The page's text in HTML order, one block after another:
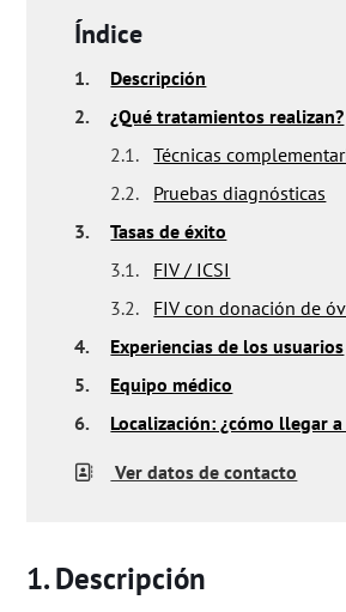
Índice
1.
Descripción
2.
¿Qué tratamientos realizan?
2.1.
Técnicas
2.2.
Pruebas diagnósticas
3.
Tasas de éxito
3.1.
FIV / ICSI
3.2.
FIV con donación de
4.
Experiencias de los usuarios
5.
Equipo médico
6.
Localización: ¿cómo llegar
Ver datos de contacto
Descripción